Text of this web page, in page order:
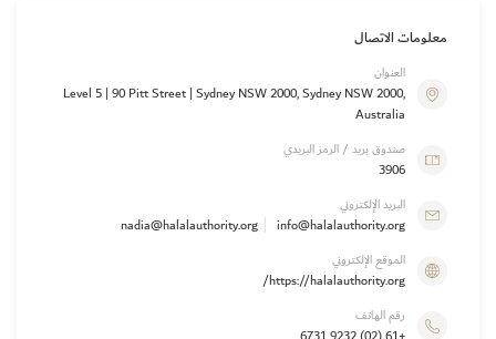
معلومات الاتصال
العنوان
Level 5 | 90 Pitt Street | Sydney NSW 2000, Sydney NSW 2000,
Australia
صندوق بريد / الرمز البريدي
3906
البريد الإلكتروني
info@halalauthority.org
nadia@halalauthority.org
الموقع الإلكتروني
https://halalauthority.org/
رقم الهاتف